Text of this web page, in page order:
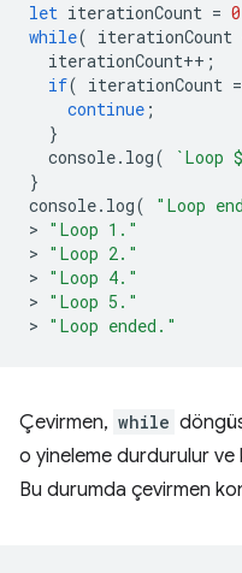
let iterationCount = 0
while( iterationCount
iterationCount++ ;
if( iterationCount
continue ;
}
console. log( `Loop
}
console. log( "Loop
> "Loop 1."
> "Loop 2."
> "Loop 4."
> "Loop 5."
> "Loop ended."
Çevirmen, while
o yineleme durdurulur
Bu durumda çevirmen